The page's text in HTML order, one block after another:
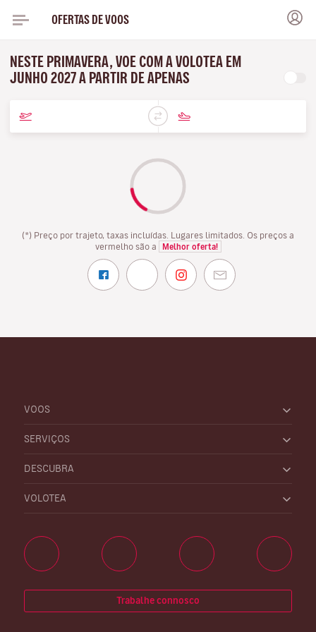
OFERTAS DE VOOS
NESTE PRIMAVERA, VOE COM A VOLOTEA EM
JUNHO 2027 A PARTIR DE APENAS
(*) Preço por trajeto, taxas incluídas. Lugares limitados. Os preços a
vermelho são a
Melhor oferta!
VOOS
SERVIÇOS
DESCUBRA
VOLOTEA
Trabalhe connosco